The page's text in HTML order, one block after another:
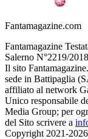
Fantamagazine.com
Fantamagazine
Salerno N°2219/
Il sito
sede in Battipaglia
affiliato al network
Unico responsabile
Media Group; per
del Sito scrivere a
Copyright 2021-